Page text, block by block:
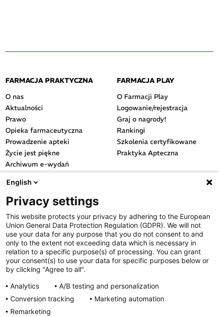
FARMACJA PRAKTYCZNA
O nas
Aktualności
Prawo
Opieka farmaceutyczna
Prowadzenie apteki
Życie jest piękne
Archiwum e-wydań
Przydatne linki
FARMACJA PLAY
O Farmacji Play
Logowanie/rejestracja
Graj o nagrody!
Rankingi
Szkolenia certyfikowane
Praktyka Apteczna
OGÓLNE
Polityka prywatności
Regulamin serwisu
Regulamin konkursu
Farmacja Play
Regulamin konkursu Lakcid
Regulamin konkursu Acard
Regulamin konkursu Biotebal
Regulamin konkursu Asmenol
English
Privacy settings
This website protects your privacy by adhering to the European
Union General Data Protection Regulation (GDPR). We will not
use your data for any purpose that you do not consent to and
only to the extent not exceeding data which is necessary in
relation to a specific purpose(s) of processing. You can grant
your consent(s) to use your data for specific purposes below or
by clicking "Agree to all".
Analytics
A/B testing and personalization
Conversion tracking
Marketing automation
Remarketing